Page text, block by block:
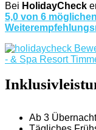
Bei HolidayCheck
5,0 von 6
Ab 3